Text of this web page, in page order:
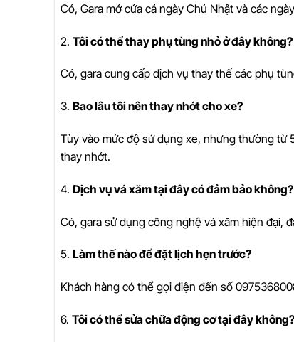
Có, Gara mở cửa cả ngày Chủ Nhật và các
2. Tôi có thể thay phụ tùng nhỏ ở đây không?
Có, gara cung cấp dịch vụ thay thế các phụ
3. Bao lâu tôi nên thay nhớt cho xe?
Tùy vào mức độ sử dụng xe, nhưng thường từ
thay nhớt.
4. Dịch vụ vá xăm tại đây có đảm bảo không?
Có, gara sử dụng công nghệ vá xăm hiện đại,
5. Làm thế nào để đặt lịch hẹn trước?
Khách hàng có thể gọi điện đến số
6. Tôi có thể sửa chữa động cơ tại đây không?